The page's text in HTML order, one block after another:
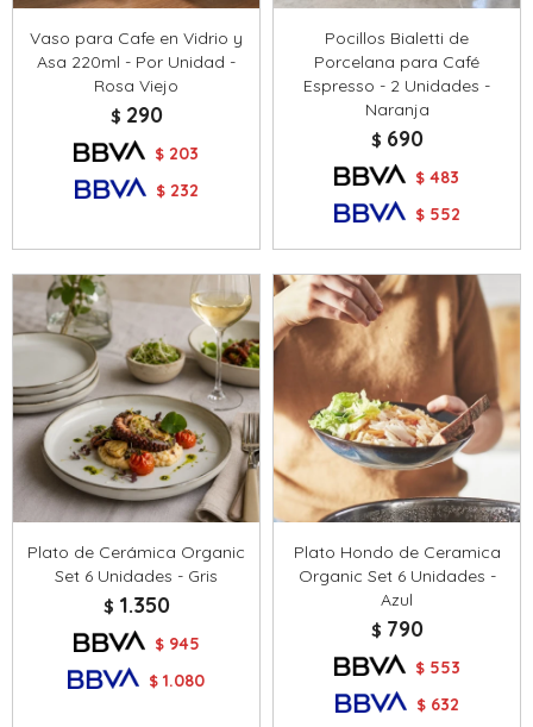
Vaso para Cafe en Vidrio y
Asa 220ml - Por Unidad -
Rosa Viejo
$ 290
$ 203
$ 232
Pocillos Bialetti de
Porcelana para Café
Espresso - 2 Unidades -
Naranja
$ 690
$ 483
$ 552
Plato de Cerámica Organic
Set 6 Unidades - Gris
$ 1.350
$ 945
$ 1.080
Plato Hondo de Ceramica
Organic Set 6 Unidades -
Azul
$ 790
$ 553
$ 632